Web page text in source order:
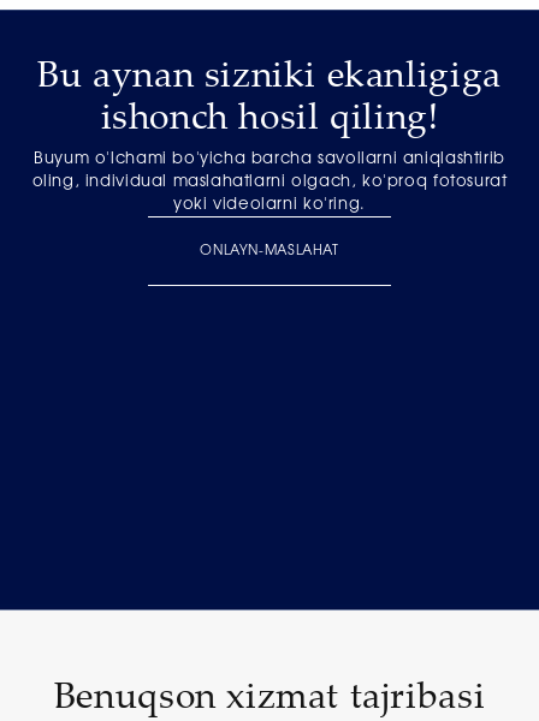
Bu aynan sizniki ekanligiga
ishonch hosil qiling!
Buyum o'lchami bo'yicha barcha savollarni aniqlashtirib
oling, individual maslahatlarni olgach, ko'proq fotosurat
yoki videolarni ko'ring.
ONLAYN-MASLAHAT
Benuqson xizmat tajribasi